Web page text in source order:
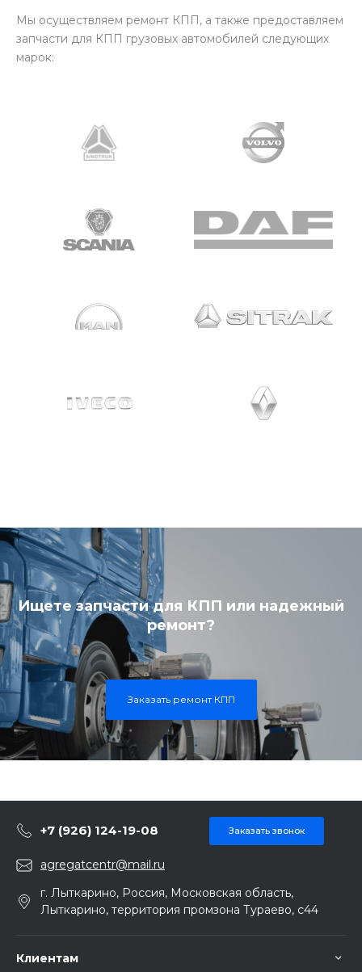
Мы осуществляем ремонт КПП, а также предоставляем
запчасти для КПП грузовых автомобилей следующих
марок:
Ищете запчасти для КПП или надежный
ремонт?
Заказать ремонт КПП
+7 (926) 124-19-08 Заказать звонок
agregatcentr@mail.ru
г. Лыткарино, Россия, Московская область,
Лыткарино, территория промзона Тураево, с44
Клиентам